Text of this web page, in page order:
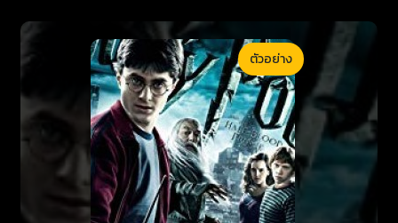
ตัวอย่าง